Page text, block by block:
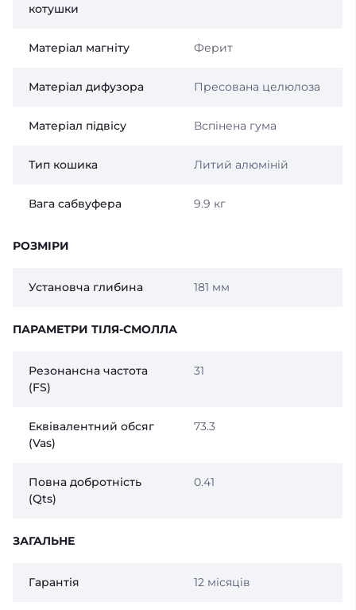
котушки
Матеріал магніту Ферит
Матеріал дифузора Пресована целюлоза
Матеріал підвісу Вспінена гума
Тип кошика Литий алюміній
Вага сабвуфера 9.9 кг
РОЗМІРИ
Установча глибина 181 мм
ПАРАМЕТРИ ТІЛЯ-СМОЛЛА
Резонансна частота
(FS)
31
Еквівалентний обсяг
(Vas)
73.3
Повна добротність
(Qts)
0.41
ЗАГАЛЬНЕ
Гарантія 12 місяців